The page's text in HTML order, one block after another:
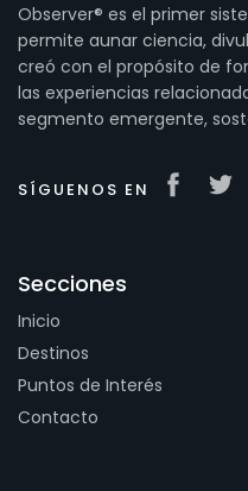
Observer® es el primer
permite aunar ciencia,
creó con el propósito de
las experiencias
segmento emergente,
SÍGUENOS EN
Secciones
Inicio
Destinos
Puntos de Interés
Contacto